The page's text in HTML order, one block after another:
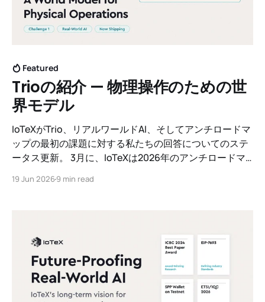
Featured
Trioの紹介 — 物理操作のための世
界モデル
IoTeXがTrio、リアルワールドAI、そしてアンチロードマ
ップの最初の課題に対する私たちの回答についてのステ
ータス更新。 3月に、IoTeXは2026年のアンチロードマ
題。課題1は存在に関わるものでした：AIの物理世界への
で物理操作を行うことができます。その答えがTrioであ
り、MachineFi Labで構築された物理操作のための世界
モデルです。
19 Jun 20269 min read